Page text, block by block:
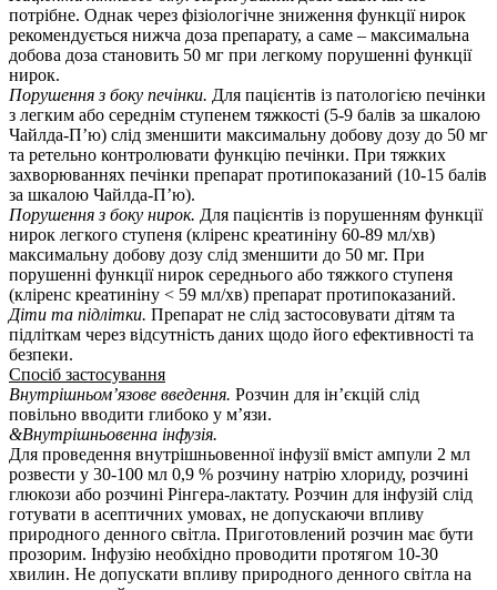
потрібне. Однак через фізіологічне зниження функції нирок
рекомендується нижча доза препарату, а саме – максимальна
добова доза становить 50 мг при легкому порушенні функції
нирок.
Порушення з боку печінки. Для пацієнтів із патологією печінки
з легким або середнім ступенем тяжкості (5-9 балів за шкалою
Чайлда-П’ю) слід зменшити максимальну добову дозу до 50 мг
та ретельно контролювати функцію печінки. При тяжких
захворюваннях печінки препарат протипоказаний (10-15 балів
за шкалою Чайлда-П’ю).
Порушення з боку нирок. Для пацієнтів із порушенням функції
нирок легкого ступеня (кліренс креатиніну 60-89 мл/хв)
максимальну добову дозу слід зменшити до 50 мг. При
порушенні функції нирок середнього або тяжкого ступеня
(кліренс креатиніну < 59 мл/хв) препарат протипоказаний.
Діти та підлітки. Препарат не слід застосовувати дітям та
підліткам через відсутність даних щодо його ефективності та
безпеки.
Спосіб застосування
Внутрішньом’язове введення. Розчин для ін’єкцій слід
повільно вводити глибоко у м’язи.
&Внутрішньовенна інфузія.
Для проведення внутрішньовенної інфузії вміст ампули 2 мл
розвести у 30-100 мл 0,9 % розчину натрію хлориду, розчині
глюкози або розчині Рінгера-лактату. Розчин для інфузій слід
готувати в асептичних умовах, не допускаючи впливу
природного денного світла. Приготовлений розчин має бути
прозорим. Інфузію необхідно проводити протягом 10-30
хвилин. Не допускати впливу природного денного світла на